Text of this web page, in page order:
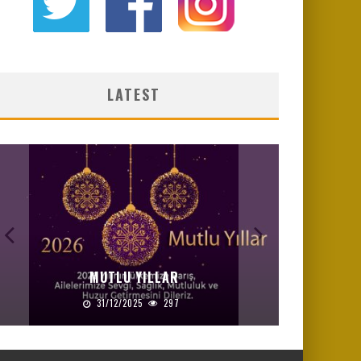
LATEST
MUTLU YILLAR
31/12/2025 297